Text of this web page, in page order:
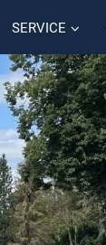
SERVICE